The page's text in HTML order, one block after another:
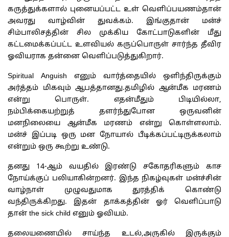
கருத்துக்களால் புனையப்பட்ட உள் வெளிப்பயணம்தான்
அவரது வாழ்வின் துவக்கம். இங்குதான் மன்ச்
சிம்பாலிசத்தின் சில முக்கிய கோட்பாடுகளின் மீது
கட்டமைக்கப்பட்ட உளவியல் கருப்பொருள் சார்ந்த தீவிர
ஓவியராக தன்னை வெளிப்படுத்துகிறார்.
Spiritual Anguish எனும் வார்த்தையில் ஒளிந்திருக்கும்
அர்த்தம் மிகவும் ஆபத்தானது.தமிழில் ஆன்மீக மரணம்
என்று பொருள். எதன்மீதும் பிடியில்லா,
நம்பிக்கையற்றுத் தளர்ந்துபோன ஒருவனின்
மனநிலையை ஆன்மீக மரணம் என்று கொள்ளலாம்.
மன்ச் இப்படி ஒரு மன நோயால் பீடிக்கப்பட்டிருக்கலாம்
என்றும் ஒரு கூற்று உண்டு.
தனது 14-ஆம் வயதில் இரண்டு சகோதரிகளும் காச
நோய்க்குப் பலியாகின்றனர். இந்த நிகழ்வுகள் மன்ச்சின்
வாழ்நாள் முழுவதுமாக துரத்திக் கொண்டு
வந்திருக்கிறது. இதன் தாக்கத்தின் ஓர் வெளிப்பாடு
தான் the sick child எனும் ஓவியம்.
தலையணையில் சாய்ந்த உடல்,அருகில் இருக்கும்